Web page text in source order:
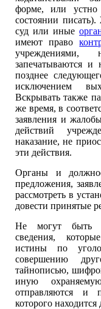
форме, или
состоянии
суд или иные
имеют право
запечатываются и
позднее
исключением
Вскрывать также
же время, в
заявления и
действий
наказание, не
эти действия.
Органы и
предложения,
рассмотреть в
довести принятые
Не могут быть
сведения,
истины по
совершению
тайнописью,
иную
отправляются и
которого находится